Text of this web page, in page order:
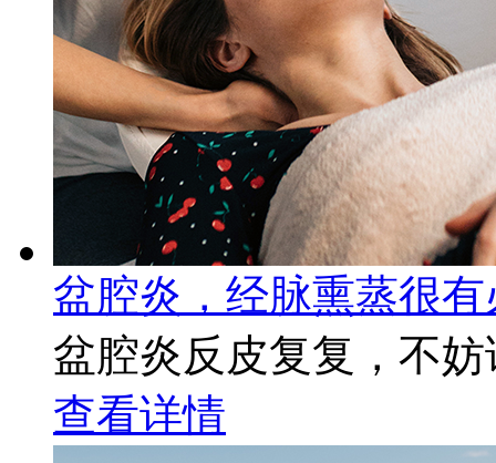
盆腔炎，经脉熏蒸很
盆腔炎反皮复复，不
查看详情